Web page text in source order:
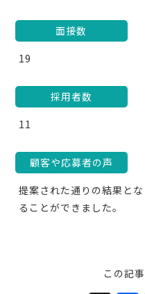
面接数
19
採用者数
11
顧客や応募者の声
提案された通りの結果と
ることができました。
この記